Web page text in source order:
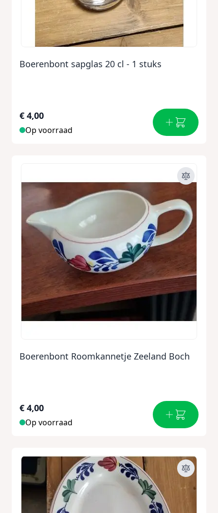
Boerenbont sapglas 20 cl - 1 stuks
€ 4,00
Op voorraad
Boerenbont Roomkannetje Zeeland Boch
€ 4,00
Op voorraad